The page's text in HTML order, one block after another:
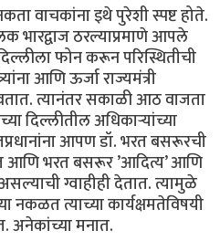
वाचकांना इथे पुरेशी स्पष्ट होते.
भारद्वाज ठरल्याप्रमाणे आपले
फोन करून परिस्थितीची
आणि ऊर्जा राज्यमंत्री
त्यानंतर सकाळी आठ वाजता
दिल्लीतील अधिकार्‍यांच्या
आपण डॉ. भरत बसरूरची
भरत बसरूर ’आदित्य’ आणि
ग्वाहीही देतात. त्यामुळे
त्याच्या कार्यक्षमतेविषयी
अनेकांच्या मनात.